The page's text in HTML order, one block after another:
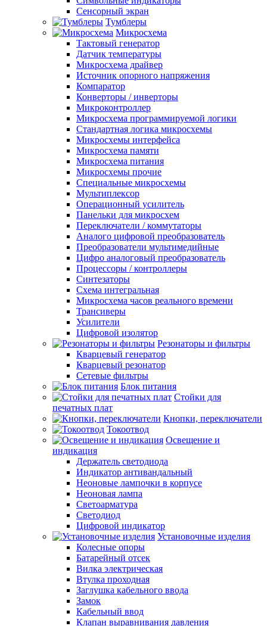
Сенсорный экран
Тумблеры
Микросхема
Тактовый генератор
Датчик температуры
Микросхема драйвер
Источник опорного напряжения
Компаратор
Конверторы / инверторы
Микроконтроллер
Микросхема программируемой логики
Стандартная логика микросхемы
Микросхемы интерфейса
Микросхема памяти
Микросхема питания
Микросхемы прочие
Специальные микросхемы
Мультиплексор
Операционный усилитель
Панельки для микросхем
Переключатели / коммутаторы
Аналого цифровой преобразователь
Преобразователи мультимедийные
Цифро аналоговый преобразователь
Процессоры / контроллеры
Синтезаторы
Схема интегральная
Микросхема часов реального времени
Трансиверы
Усилители
Цифровой изолятор
Резонаторы и фильтры
Кварцевый генератор
Кварцевый резонатор
Сетевые фильтры
Блок питания
Стойки для
печатных плат
Кнопки, переключатели
Токоотвод
Освещение и
индикация
Держатель светодиода
Индикатор антивандальный
Неоновые лампочки в корпусе
Неоновая лампа
Светоарматура
Светодиод
Цифровой индикатор
Установочные изделия
Колесные опоры
Батарейный отсек
Вилка электрическая
Втулка проходная
Заглушка кабельного ввода
Замок
Кабельный ввод
Клапан выравнивания давления